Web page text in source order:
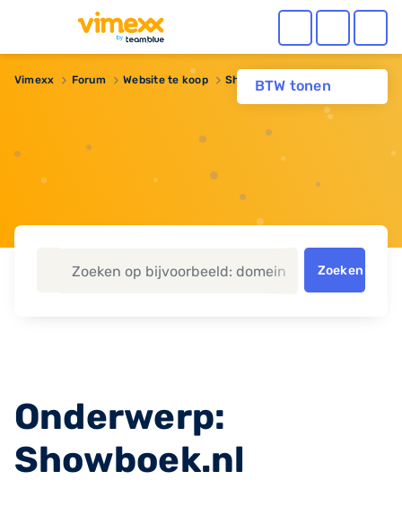
BTW tonen
Vimexx Forum Website te koop Showboek.nl
Zoeken
Onderwerp:
Showboek.nl